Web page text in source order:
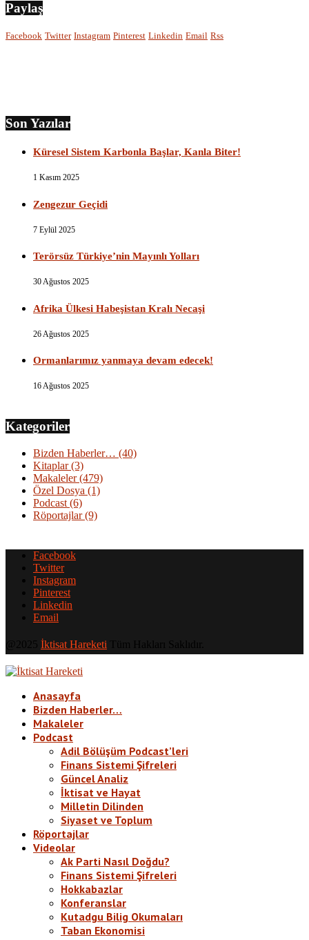
Paylaş
Facebook Twitter Instagram Pinterest Linkedin Email Rss
Son Yazılar
Küresel Sistem Karbonla Başlar, Kanla Biter!
1 Kasım 2025
Zengezur Geçidi
7 Eylül 2025
Terörsüz Türkiye’nin Mayınlı Yolları
30 Ağustos 2025
Afrika Ülkesi Habeşistan Kralı Necaşi
26 Ağustos 2025
Ormanlarımız yanmaya devam edecek!
16 Ağustos 2025
Kategoriler
Bizden Haberler… (40)
Kitaplar(3)
Makaleler(479)
Özel Dosya (1)
Podcast (6)
Röportajlar(9)
Facebook
Twitter
Instagram
Pinterest
Linkedin
Email
İktisat Hareketi
Anasayfa
Bizden Haberler…
Makaleler
Podcast
Adil Bölüşüm Podcast’leri
Finans Sistemi Şifreleri
Güncel Analiz
İktisat ve Hayat
Milletin Dilinden
Siyaset ve Toplum
Röportajlar
Videolar
Ak Parti Nasıl Doğdu?
Finans Sistemi Şifreleri
Hokkabazlar
Konferanslar
Kutadgu Bilig Okumaları
Taban Ekonomisi